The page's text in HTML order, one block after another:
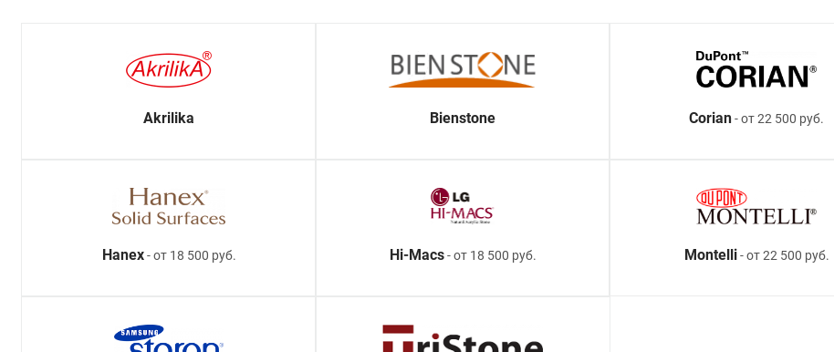
Akrilika Bienstone Corian- от 22 500 руб.
Hanex- от 18 500 руб. Hi-Macs- от 18 500 руб. Montelli- от 22 500 руб.